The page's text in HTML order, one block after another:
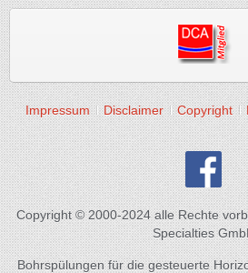
Impressum Disclaimer Copyright
Copyright © 2000-2024 alle Rechte
Specialties
Bohrspülungen für die gesteuerte